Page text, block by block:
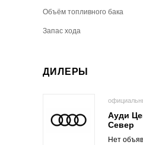
Объём топливного бака
Запас хода
ДИЛЕРЫ
Ауди
Север
Нет